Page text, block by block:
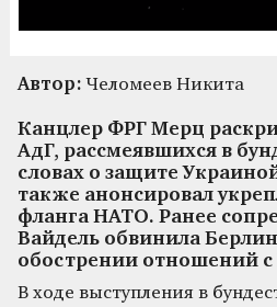
Автор: Челомеев Никита
Канцлер ФРГ Мерц
АдГ, рассмеявшихся в
словах о защите
также анонсировал
фланга НАТО. Ранее
Вайдель обвинила
обострении отношений с
В ходе выступления в